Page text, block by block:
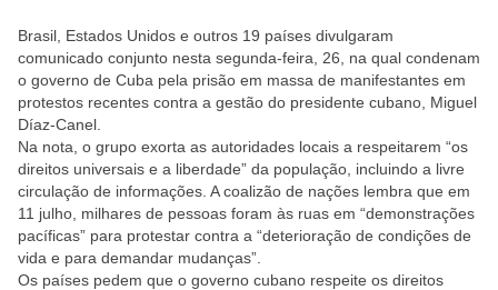
Brasil, Estados Unidos e outros 19 países divulgaram
comunicado conjunto nesta segunda-feira, 26, na qual condenam
o governo de Cuba pela prisão em massa de manifestantes em
protestos recentes contra a gestão do presidente cubano, Miguel
Díaz-Canel.
Na nota, o grupo exorta as autoridades locais a respeitarem “os
direitos universais e a liberdade” da população, incluindo a livre
circulação de informações. A coalizão de nações lembra que em
11 julho, milhares de pessoas foram às ruas em “demonstrações
pacíficas” para protestar contra a “deterioração de condições de
vida e para demandar mudanças”.
Os países pedem que o governo cubano respeite os direitos